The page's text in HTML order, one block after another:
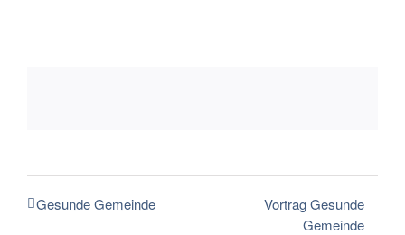
Gesunde Gemeinde
Vortrag Gesunde
Gemeinde